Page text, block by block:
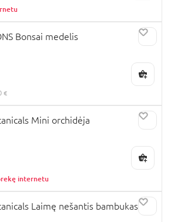
Bonsai medelis
€
Mini orchidėja
internetu
Laimę nešantis bambukas